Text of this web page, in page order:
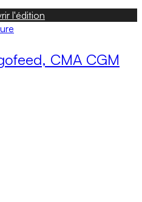
l'édition
CMA CGM